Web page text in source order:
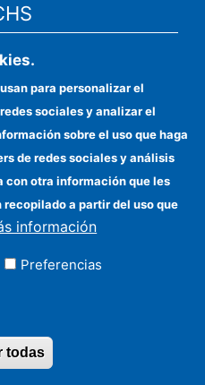
Office
identity
providers
funds
entities
derechos reservados
para personalizar el
sociales y analizar el
sobre el uso que haga
de redes sociales y análisis
con otra información que les
a partir del uso que
información
Preferencias
todas